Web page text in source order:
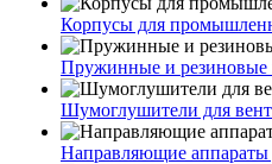
Корпусы для
Пружинные и резиновые
Шумоглушители для
Направляющие аппараты